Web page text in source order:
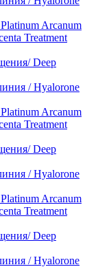
Arcanum
Treatment
Deep
/ Hyalorone
Arcanum
Treatment
Deep
/ Hyalorone
Arcanum
Treatment
Deep
/ Hyalorone